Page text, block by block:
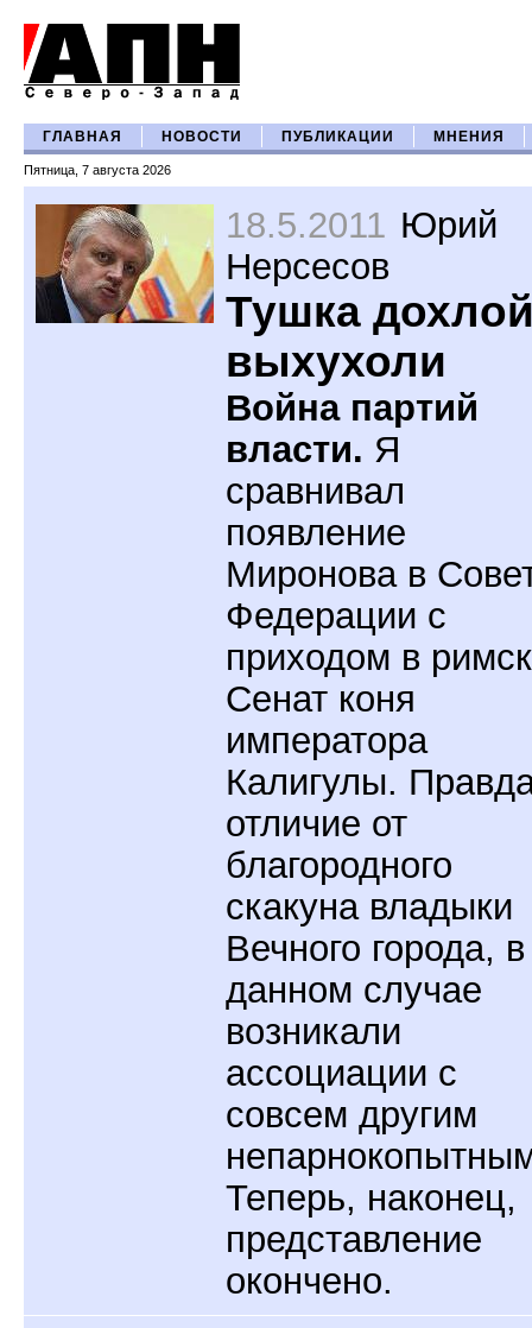
ГЛАВНАЯ НОВОСТИ ПУБЛИКАЦИИ МНЕНИЯ
Пятница, 7 августа 2026
18.5.2011 Юрий
Нерсесов
Тушка
выхухоли
Война партий
власти. Я
сравнивал
появление
Миронова в
Федерации с
приходом в
Сенат коня
императора
Калигулы.
отличие от
благородного
скакуна владыки
Вечного города, в
данном случае
возникали
ассоциации с
совсем другим
Теперь, наконец,
представление
окончено.